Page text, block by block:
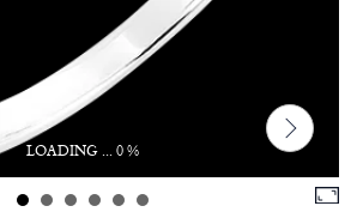
LOADING ... 0 %